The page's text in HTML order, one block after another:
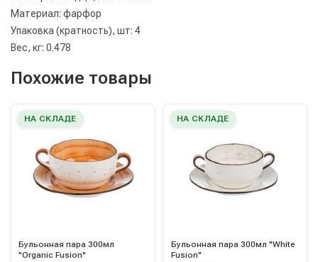
Материал: фарфор
Упаковка (кратность), шт: 4
Вес, кг: 0.478
Похожие товары
НА СКЛАДЕ
Бульонная пара 300мл
"Organic Fusion"
НА СКЛАДЕ
Бульонная пара 300мл "White
Fusion"